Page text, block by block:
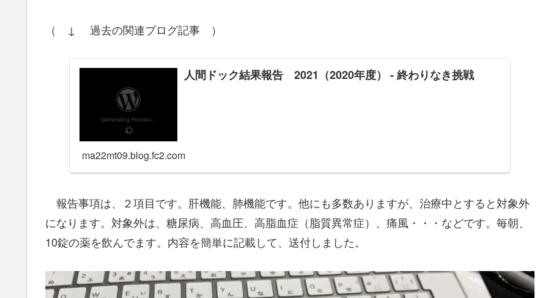
（ ↓ 過去の関連ブログ記事 ）
人間ドック結果報告 2021（2020年度） - 終わりなき挑戦
ma22mt09.blog.fc2.com
報告事項は、２項目です。肝機能、肺機能です。他にも多数ありますが、治療中とすると対象外
になります。対象外は、糖尿病、高血圧、高脂血症（脂質異常症）、痛風・・・などです。毎朝、
10錠の薬を飲んでます。内容を簡単に記載して、送付しました。